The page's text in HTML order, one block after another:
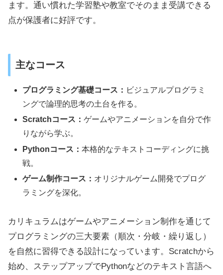
ます。通い慣れた学習塾や教室でそのまま受講できる
点が保護者に好評です。
主なコース
プログラミング基礎コース： ビジュアルプログラミ
ングで論理的思考の土台を作る。
Scratchコース：ゲームやアニメーションを自分で作
りながら学ぶ。
Pythonコース：本格的なテキストコーディングに挑
戦。
ゲーム制作コース： オリジナルゲーム開発でプログ
ラミングを深化。
カリキュラムはゲームやアニメーション制作を通じて
プログラミングの三大要素（順次・分岐・繰り返し）
を自然に習得できる設計になっています。Scratchから
始め、ステップアップでPythonなどのテキスト言語へ